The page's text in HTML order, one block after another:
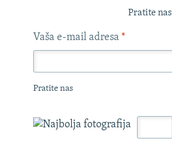
Pratite nas
Vaša e-mail adresa *
Pratite nas